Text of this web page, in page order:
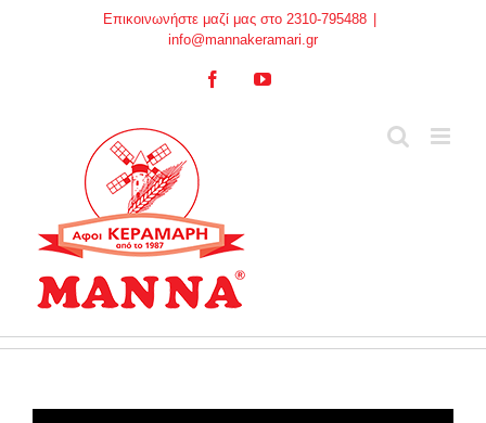
Επικοινωνήστε μαζί μας στο 2310-795488
info@mannakeramari.gr
FacebookYouTube